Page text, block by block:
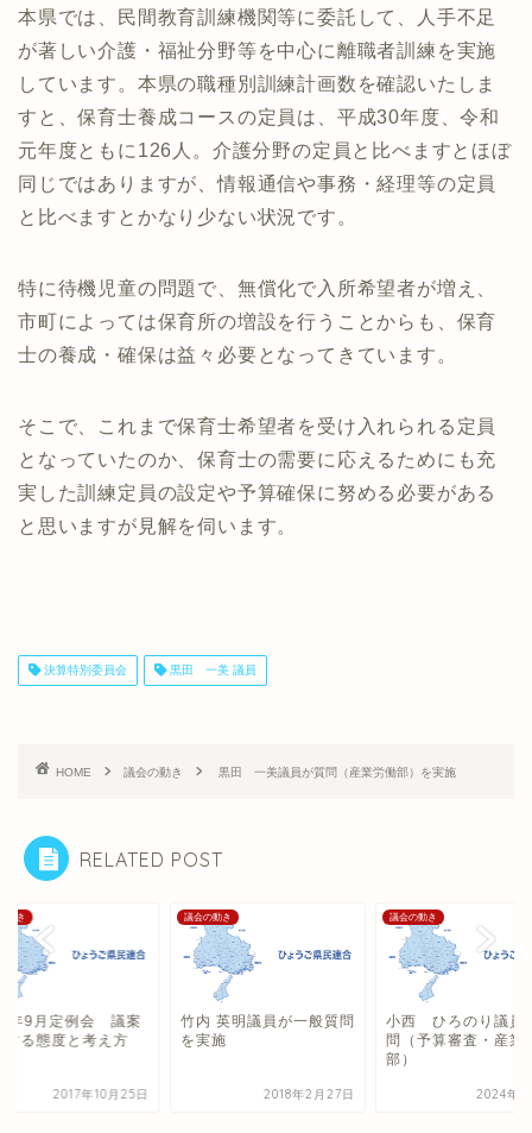
本県では、民間教育訓練機関等に委託して、人手不足
が著しい介護・福祉分野等を中心に離職者訓練を実施
しています。本県の職種別訓練計画数を確認いたしま
すと、保育士養成コースの定員は、平成30年度、令和
元年度ともに126人。介護分野の定員と比べますとほぼ
同じではありますが、情報通信や事務・経理等の定員
と比べますとかなり少ない状況です。
特に待機児童の問題で、無償化で入所希望者が増え、
市町によっては保育所の増設を行うことからも、保育
士の養成・確保は益々必要となってきています。
そこで、これまで保育士希望者を受け入れられる定員
となっていたのか、保育士の需要に応えるためにも充
実した訓練定員の設定や予算確保に努める必要がある
と思いますが見解を伺います。
決算特別委員会 黒田 一美 議員
HOME 議会の動き 黒田 一美議員が質問（産業労働部）を実施
RELATED POST
動き
年9月定例会 議案
する態度と考え方
2017年10月25日
議会の動き
竹内 英明議員が一般質問
を実施
2018年2月27日
議会の動き
小西 ひろのり議員
問（予算審査・産業
部）
2024年3